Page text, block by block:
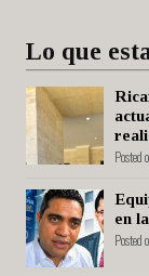
Lo que
en